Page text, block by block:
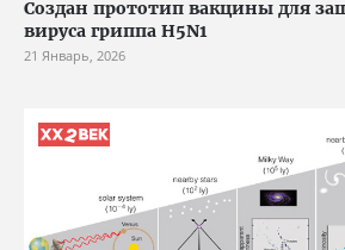
Создан прототип вакцины для
вируса гриппа H5N1
21 Январь, 2026